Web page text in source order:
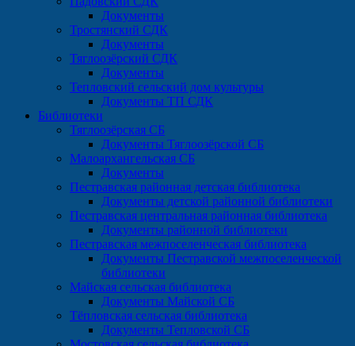
Документы
Тростянский СДК
Документы
Тяглоозёрский СДК
Документы
Тепловский сельский дом культуры
Документы ТП СДК
Библиотеки
Тяглоозёрская СБ
Документы Тяглоозёрской СБ
Малоархангельская СБ
Документы
Пестравская районная детская библиотека
Документы детской районной библиотеки
Пестравская центральная районная библиотека
Документы районной библиотеки
Пестравская межпоселенческая библиотека
Документы Пестравской межпоселенческой
библиотеки
Майская сельская библиотека
Документы Майской СБ
Тёпловская сельская библиотека
Документы Тепловской СБ